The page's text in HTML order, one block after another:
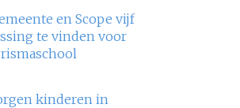
en Scope vijf
te vinden voor
kinderen in